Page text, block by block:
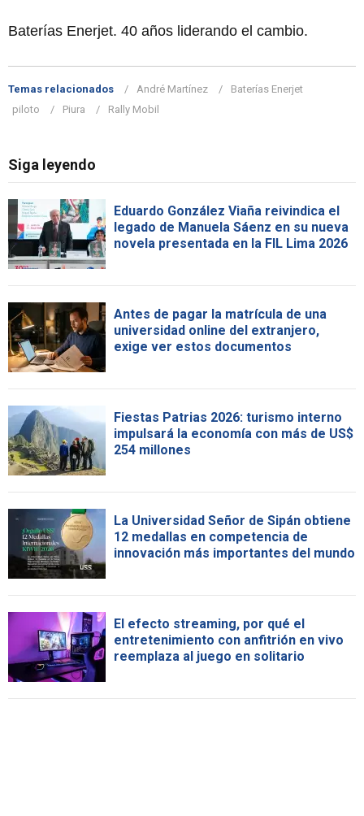
Baterías Enerjet. 40 años liderando el cambio.
Temas relacionados André Martínez
Baterías Enerjet
piloto
Piura Rally Mobil
Siga leyendo
Eduardo González Viaña reivindica el
legado de Manuela Sáenz en su nueva
novela presentada en la FIL Lima 2026
Antes de pagar la matrícula de una
universidad online del extranjero,
exige ver estos documentos
Fiestas Patrias 2026: turismo interno
impulsará la economía con más de US$
254 millones
La Universidad Señor de Sipán obtiene
12 medallas en competencia de
innovación más importantes del mundo
El efecto streaming, por qué el
entretenimiento con anfitrión en vivo
reemplaza al juego en solitario